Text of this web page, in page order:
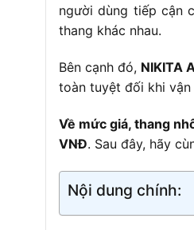
Bảo hành
người dùng tiếp cận
thang khác nhau.
Bên cạnh đó, NIKITA
toàn tuyệt đối khi
Về mức giá, thang
VNĐ. Sau đây, hãy
Nội dung chính: